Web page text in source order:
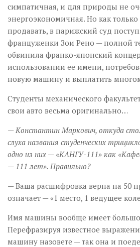
симпатичная, и для природы не
энерго­экономичная. Но как только
продавать, в парижский суд
француженки Зои Рено — полной
обвинила франко-японский
использовании ее имени,
новую машину и выплатить
Студенты механического
свои авто весьма оригинально…
— Константин Маркович, откуда
слуха названия студенческих
одно из них — «КАНГУ-111» как
— 111 лет». Правильно?
— Ваша расшифровка верна на 50
означает — «1 место, 1 ведущее
Имя машины вообще имеет
Перефразируя известное
машину назовете — так она и